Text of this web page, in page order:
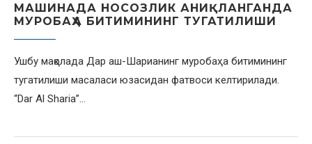
МАШИНАДА НОСОЗЛИК АНИҚЛАНГАНДА
МУРОБАҲА БИТИМИНИНГ ТУГАТИЛИШИ
Ушбу мақолада Дар аш-Шарианинг муробаҳа битимининг
тугатилиши масаласи юзасидан фатвоси келтирилади.
“Dar Al Sharia”…